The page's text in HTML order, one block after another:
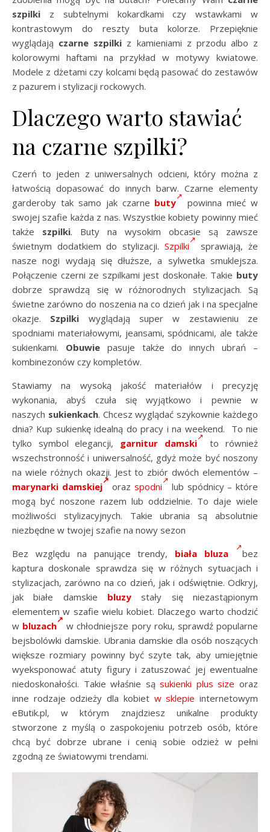
szpilki z subtelnymi kokardkami czy wstawkami w
kontrastowym do reszty buta kolorze. Przepięknie
wyglądają czarne szpilki z kamieniami z przodu albo z
kolorowymi haftami na przykład w motywy kwiatowe.
Modele z dżetami czy kolcami będą pasować do zestawów
z pazurem i stylizacji rockowych.
Dlaczego warto stawiać
na czarne szpilki?
Czerń to jeden z uniwersalnych odcieni, który można z
łatwością dopasować do innych barw. Czarne elementy
garderoby tak samo jak czarne buty
powinna mieć w
swojej szafie każda z nas. Wszystkie kobiety powinny mieć
także szpilki. Buty na wysokim obcasie są zawsze
świetnym dodatkiem do stylizacji. Szpilki
sprawiają, że
nasze nogi wydają się dłuższe, a sylwetka smuklejsza.
Połączenie czerni ze szpilkami jest doskonałe. Takie buty
dobrze sprawdzą się w różnorodnych stylizacjach. Są
świetne zarówno do noszenia na co dzień jak i na specjalne
okazje. Szpilki wyglądają super w zestawieniu ze
spodniami materiałowymi, jeansami, spódnicami, ale także
sukienkami. Obuwiepasuje także do innych ubrań –
kombinezonów czy kompletów.
Stawiamy na wysoką jakość materiałów i precyzję
wykonania, abyś czuła się wyjątkowo i pewnie w
naszych sukienkach. Chcesz wyglądać szykownie każdego
dnia? Kup sukienkę idealną do pracy i na weekend. To nie
tylko symbol elegancji, garnitur damski
to również
wszechstronność i uniwersalność, gdyż może być noszony
na wiele różnych okazji. Jest to zbiór dwóch elementów –
marynarki damskiej
oraz spodni
lub spódnicy – które
mogą być noszone razem lub oddzielnie. To daje wiele
możliwości stylizacyjnych. Takie ubrania są absolutnie
niezbędne w twojej szafie na nowy sezon
Bez względu na panujące trendy, biała bluza
bez
kaptura doskonale sprawdza się w różnych sytuacjach i
stylizacjach, zarówno na co dzień, jak i odświętnie. Odkryj,
jak białe damskie bluzy stały się niezastąpionym
elementem w szafie wielu kobiet. Dlaczego warto chodzić
w bluzach
w chłodniejsze pory roku, sprawdź popularne
bejsbolówki damskie. Ubrania damskie dla osób noszących
większe rozmiary powinny być szyte tak, aby umiejętnie
wyeksponować atuty figury i zatuszować jej ewentualne
niedoskonałości. Takie właśnie sąsukienki plus size oraz
inne rodzaje odzieży dla kobiet w sklepie internetowym
eButik.pl, w którym znajdziesz unikalne produkty
stworzone z myślą o zaspokojeniu potrzeb osób, które
chcą być dobrze ubrane i cenią sobie odzież w pełni
zgodną ze światowymi trendami.